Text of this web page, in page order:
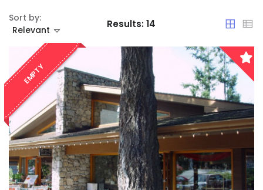
Sort by:
Relevant
Results:14
EMPTY